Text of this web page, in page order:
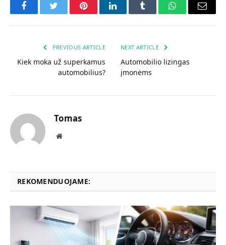
FacebookTwitter PinterestLinkedInTumblr WhatsAppEmail
PREVIOUS ARTICLE
Kiek moka už superkamus
automobilius?
NEXT ARTICLE
Automobilio lizingas
įmonėms
Tomas
Website
REKOMENDUOJAME: